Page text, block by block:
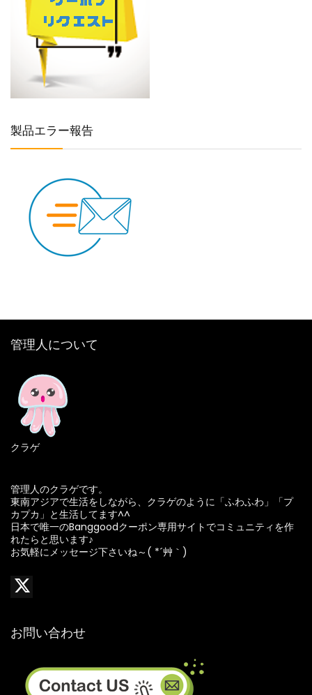
製品エラー報告
管理人について
クラゲ
管理人のクラゲです。
東南アジアで生活をしながら、クラゲのように「ふわふわ」「プ
カプカ」と生活してます^^
日本で唯一のBanggoodクーポン専用サイトでコミュニティを作
れたらと思います♪
お気軽にメッセージ下さいね～( *´艸｀)
お問い合わせ